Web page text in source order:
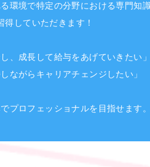
環境で特定の分野における専門知
得していただきます！
、成長して給与をあげていきたい
ながらキャリアチェンジしたい」
プロフェッショナルを目指せます。